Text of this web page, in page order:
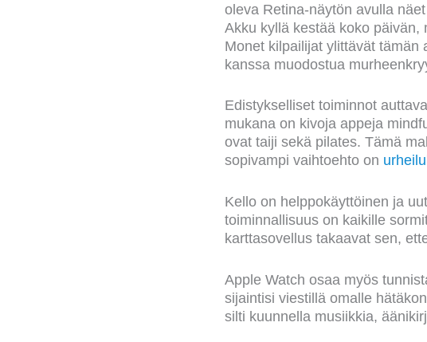
oleva Retina-näytön avulla
Akku kyllä kestää koko päivän,
Monet kilpailijat ylittävät tämän
kanssa muodostua
Edistykselliset toiminnot
mukana on kivoja appeja
ovat taiji sekä pilates. Tämä
sopivampi vaihtoehto on
Kello on helppokäyttöinen ja
toiminnallisuus on kaikille
karttasovellus takaavat sen,
Apple Watch osaa myös
sijaintisi viestillä omalle
silti kuunnella musiikkia,